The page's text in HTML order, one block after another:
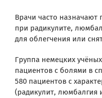
Врачи часто
при радикулите,
для облегчения или
Группа немецких
пациентов с болями в
580 пациентов с
(радикулит, люмбалгия